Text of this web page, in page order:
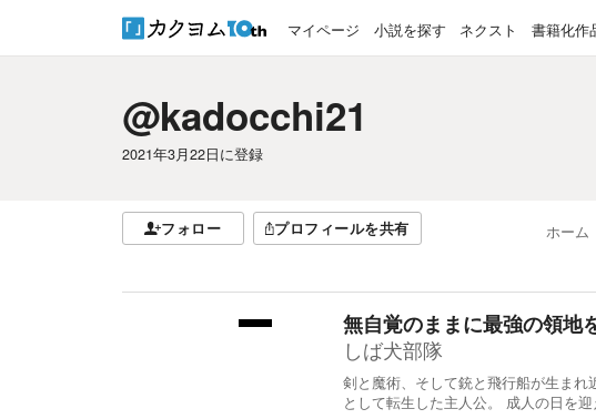
マイページ 小説を探す ネクスト 書籍化作
@kadocchi21
2021年3月22日に登録
フォロー プロフィールを共有 ホーム
無自覚のままに最強の領地
しば犬部隊
剣と魔術、そして銃と飛行船が生ま
として転生した主人公。 成人の日を